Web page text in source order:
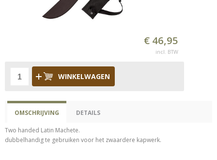
€ 46,95
incl. BTW
WINKELWAGEN
OMSCHRIJVING DETAILS
Two handed Latin Machete.
dubbelhandig te gebruiken voor het zwaardere kapwerk.